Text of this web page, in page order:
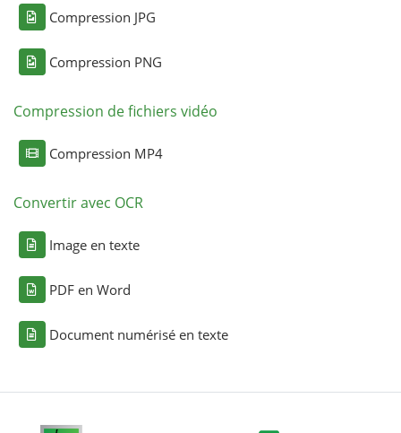
Compression JPG
Compression PNG
Compression de fichiers vidéo
Compression MP4
Convertir avec OCR
Image en texte
PDF en Word
Document numérisé en texte